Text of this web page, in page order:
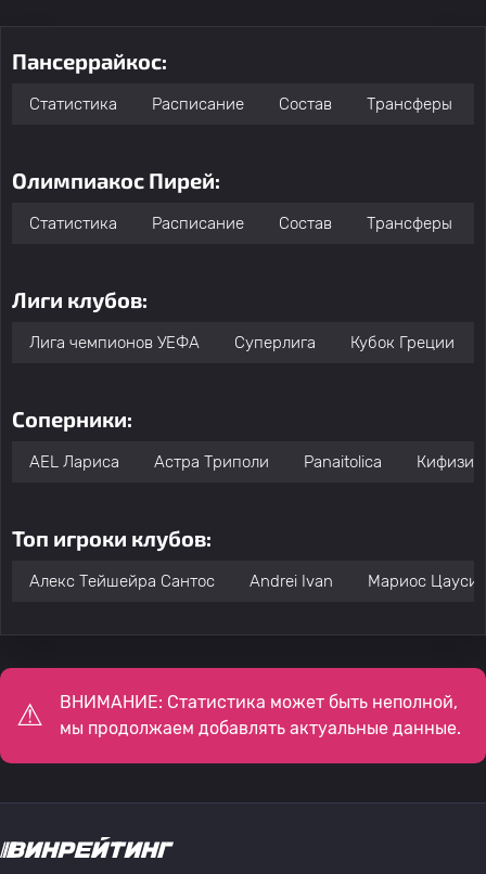
Пансеррайкос:
Статистика Расписание Состав Трансферы
Олимпиакос Пирей:
Статистика Расписание Состав Трансферы
Лиги клубов:
Лига чемпионов УЕФА Суперлига Кубок Греции
Соперники:
AEL Лариса Астра Триполи Panaitolica Кифизия
Топ игроки клубов:
Алекс Тейшейра Сантос Andrei Ivan Мариос Цаусис
ВНИМАНИЕ: Статистика может быть неполной,
мы продолжаем добавлять актуальные данные.